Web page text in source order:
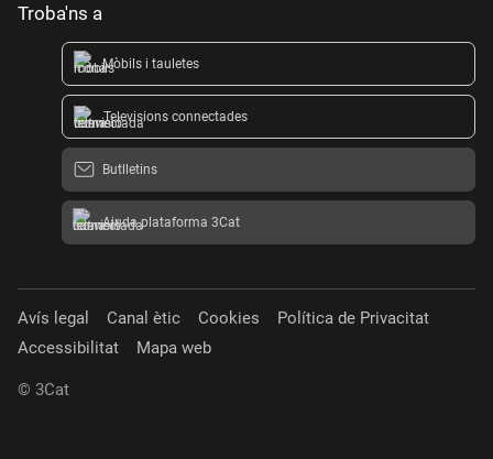
Troba'ns a
Mòbils i tauletes
Televisions connectades
Butlletins
Ajuda plataforma 3Cat
Avís legal Canal ètic Cookies
Política de Privacitat
Accessibilitat
Mapa web
© 3Cat